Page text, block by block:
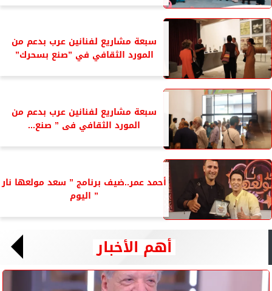
سبعة مشاريع لفنانين عرب بدعم من
المورد الثقافي في ”صنع بسحرك”
سبعة مشاريع لفنانين عرب بدعم من
المورد الثقافي فى ” صنع...
أحمد عمر..ضيف برنامج ” سعد مولعها نار
” اليوم
أهم الأخبار